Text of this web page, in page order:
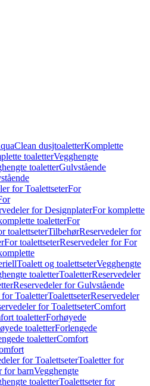
dusjtoaletterKomplette
toaletterVegghengte
toaletterGulvstående
for ToalettseterFor
for DesignplaterFor komplette
toaletterFor
toalettseterTilbehørReservedeler for
For toalettseterReservedeler for For
Toalett og toalettseterVegghengte
toaletterToaletterReservedeler
Reservedeler for Gulvstående
for ToaletterToalettseterReservedeler
for ToalettseterComfort
toaletterForhøyede
toaletterForlengede
toaletterComfort
for ToalettseterToaletter for
for barnVegghengte
toaletterToalettseter for